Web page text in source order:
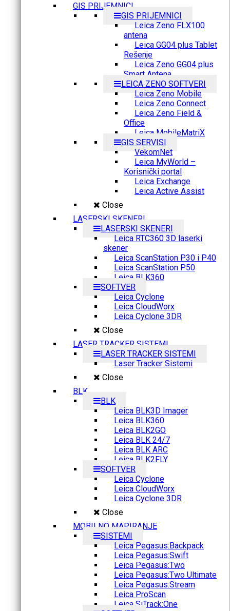
GIS PRIJEMNICI
GIS PRIJEMNICI
Leica Zeno FLX100
antena
Leica GG04 plus Tablet
Rešenje
Leica Zeno GG04 plus
Smart Antena
LEICA ZENO SOFTVERI
Leica Zeno Mobile
Leica Zeno Connect
Leica Zeno Field &
Office
Leica MobileMatriX
GIS SERVISI
VekomNet
Leica MyWorld –
Korisnički portal
Leica Exchange
Leica Active Assist
Close
LASERSKI SKENERI
LASERSKI SKENERI
Leica RTC360 3D laserki
skener
Leica ScanStation P30 i P40
Leica ScanStation P50
Leica BLK360
SOFTVER
Leica Cyclone
Leica CloudWorx
Leica Cyclone 3DR
Close
LASER TRACKER SISTEMI
LASER TRACKER SISTEMI
Laser Tracker Sistemi
Close
BLK
BLK
Leica BLK3D Imager
Leica BLK360
Leica BLK2GO
Leica BLK 24/7
Leica BLK ARC
Leica BLK2FLY
SOFTVER
Leica Cyclone
Leica CloudWorx
Leica Cyclone 3DR
Close
MOBILNO MAPIRANJE
SISTEMI
Leica Pegasus:Backpack
Leica Pegasus:Swift
Leica Pegasus:Two
Leica Pegasus:Two Ultimate
Leica Pegasus:Stream
Leica ProScan
Leica SiTrack:One